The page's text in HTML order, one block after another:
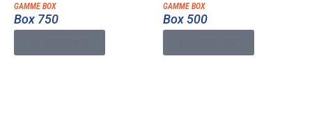
GAMME BOX
Box 750
GAMME BOX
Box 500